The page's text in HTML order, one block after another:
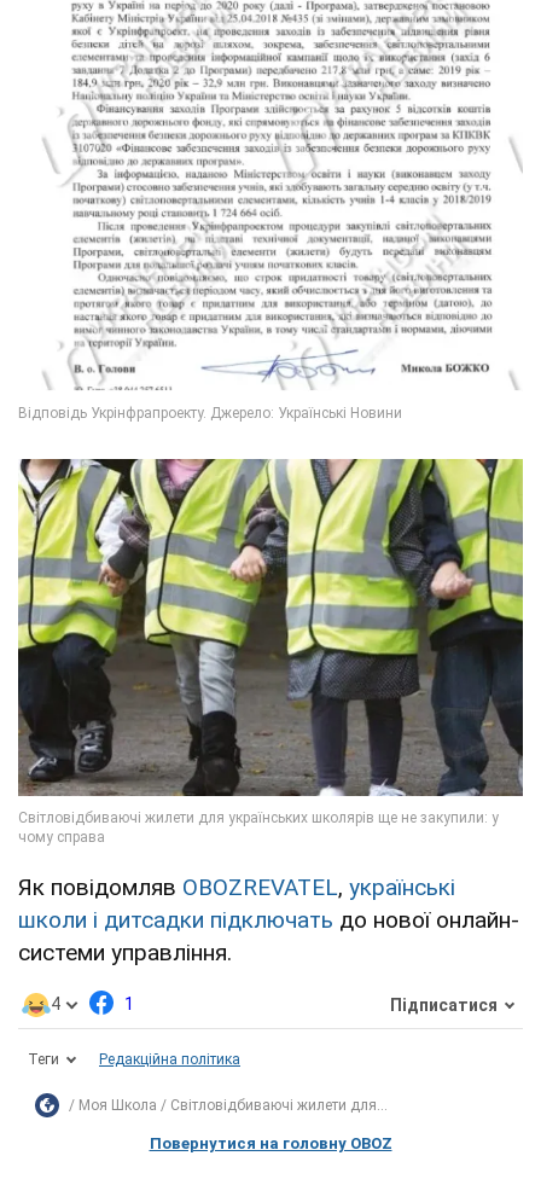
Як повідомляв OBOZREVATEL, українські
школи і дитсадки підключать до нової онлайн-
системи управління.
4 1 Підписатися
Теги Редакційна політика
Моя Школа Світловідбиваючі жилети для...
Повернутися на головну OBOZ